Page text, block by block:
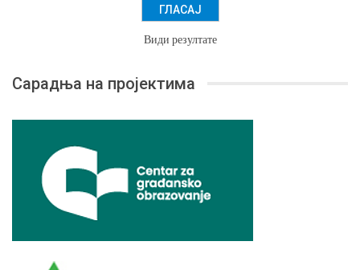
Види резултате
Сарадња на пројектима